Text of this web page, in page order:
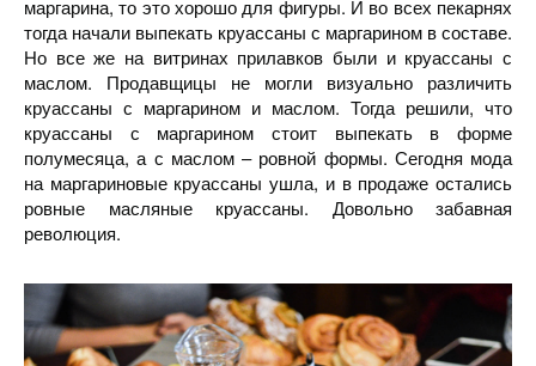
маргарина, то это хорошо для фигуры. И во всех пекарнях
тогда начали выпекать круассаны с маргарином в составе.
Но все же на витринах прилавков были и круассаны с
маслом. Продавщицы не могли визуально различить
круассаны с маргарином и маслом. Тогда решили, что
круассаны с маргарином стоит выпекать в форме
полумесяца, а с маслом – ровной формы. Сегодня мода
на маргариновые круассаны ушла, и в продаже остались
ровные масляные круассаны. Довольно забавная
революция.